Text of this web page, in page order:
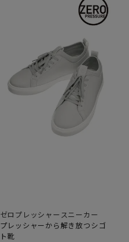
ゼロプレッシャースニーカー
プレッシャーから解き放つシゴ
ト靴